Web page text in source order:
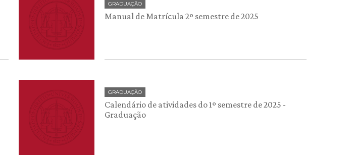
GRADUAÇÃO
Manual de Matrícula 2º semestre de 2025
GRADUAÇÃO
Calendário de atividades do 1º semestre de 2025 -
Graduação